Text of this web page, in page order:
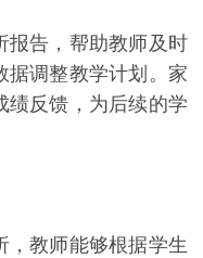
告，帮助教师及时
据调整教学计划。家
绩反馈，为后续的学
教师能够根据学生